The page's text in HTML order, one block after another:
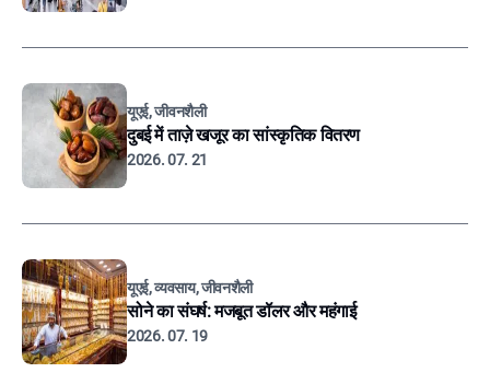
यूएई, जीवनशैली
दुबई में ताज़े खजूर का सांस्कृतिक वितरण
2026. 07. 21
यूएई, व्यवसाय, जीवनशैली
सोने का संघर्ष: मजबूत डॉलर और महंगाई
2026. 07. 19